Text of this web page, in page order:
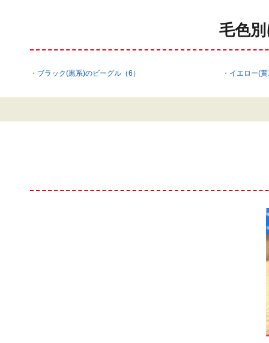
毛色
ブラック(黒系)のビーグル（6） イエロー(